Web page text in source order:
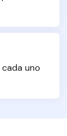
uno